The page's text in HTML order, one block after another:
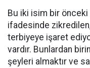
Bu iki isim bir önceki
ifadesinde
terbiyeye işaret
vardır. Bunlardan
şeyleri almaktır ve